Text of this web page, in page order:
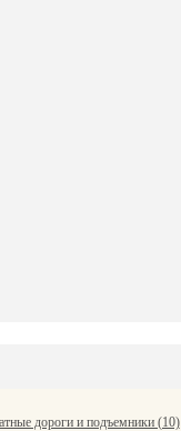
дороги и подъемники (10)